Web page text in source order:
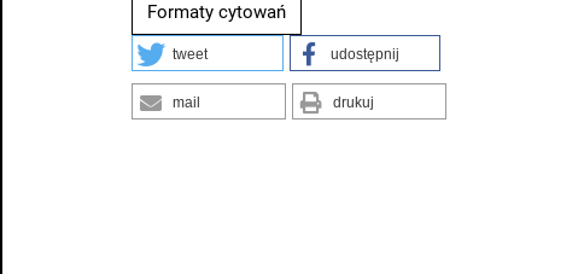
Formaty cytowań
tweet udostępnij
mail drukuj